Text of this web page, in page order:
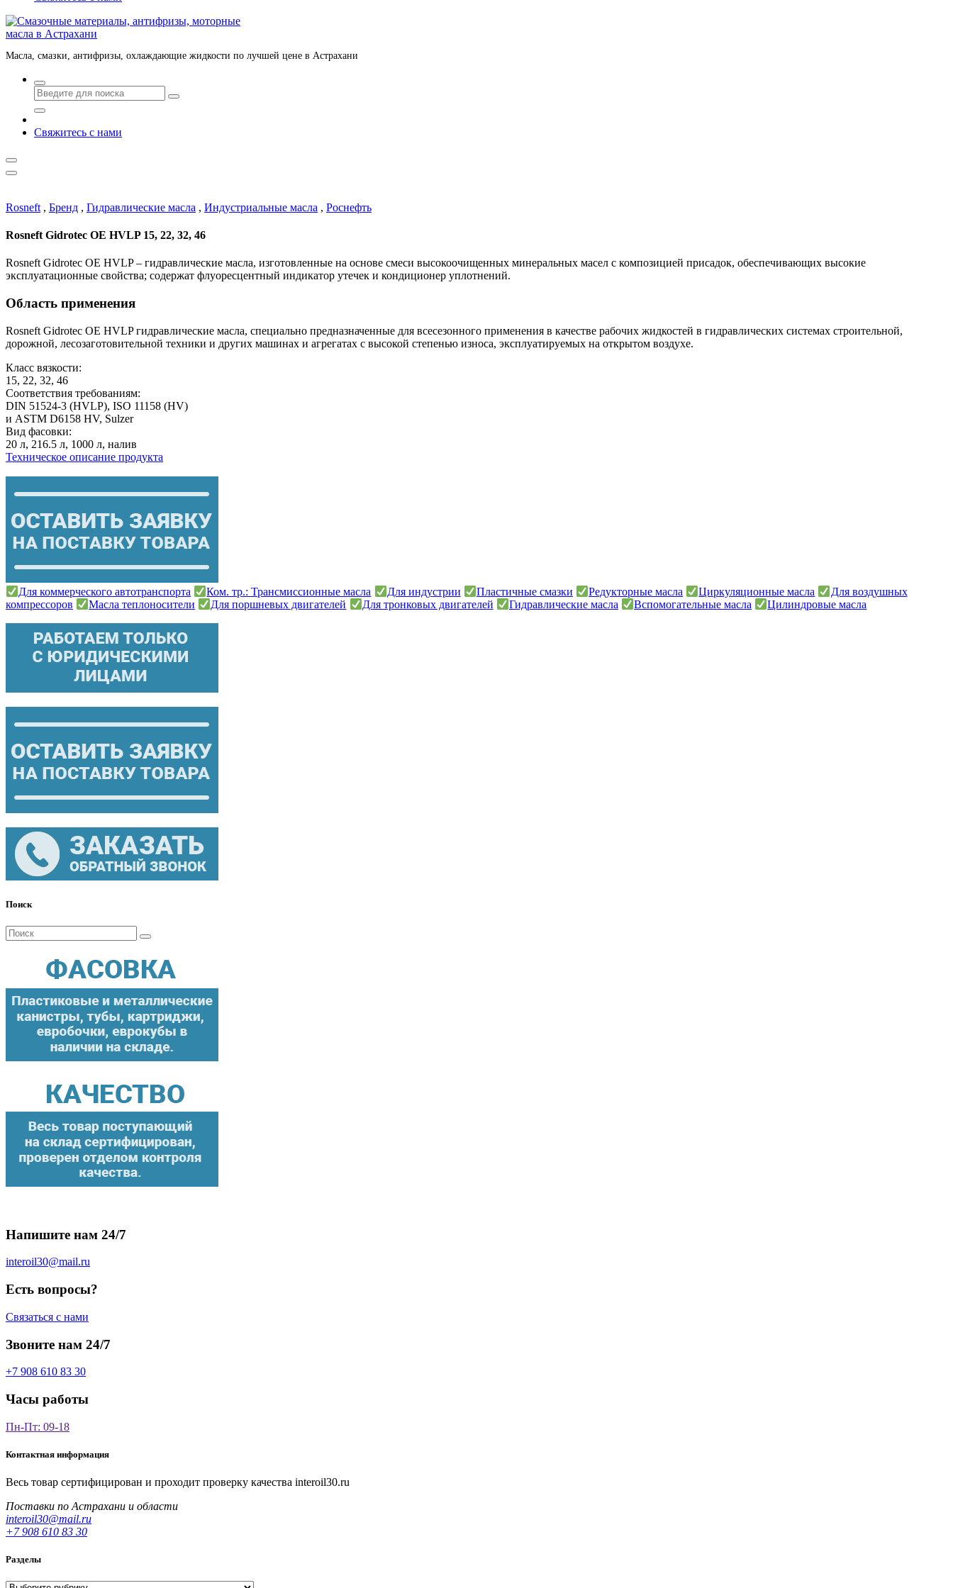
Масла, смазки, антифризы, охлаждающие жидкости по лучшей цене в Астрахани
Свяжитесь с нами
Rosneft , Бренд , Гидравлические масла , Индустриальные масла , Роснефть
Rosneft Gidrotec OE HVLP 15, 22, 32, 46
Rosneft Gidrotec OE HVLP – гидравлические масла, изготовленные на основе смеси высокоочищенных минеральных масел с композицией присадок, обеспечивающих высокие
эксплуатационные свойства; содержат флуоресцентный индикатор утечек и кондиционер уплотнений.
Область применения
Rosneft Gidrotec OE HVLP гидравлические масла, специально предназначенные для всесезонного применения в качестве рабочих жидкостей в гидравлических системах строительной,
дорожной, лесозаготовительной техники и других машинах и агрегатах с высокой степенью износа, эксплуатируемых на открытом воздухе.
Класс вязкости:
15, 22, 32, 46
Соответствия требованиям:
DIN 51524-3 (HVLP), ISO 11158 (HV)
и ASTM D6158 HV, Sulzer
Вид фасовки:
20 л, 216.5 л, 1000 л, налив
Техническое описание продукта
Для коммерческого автотранспорта Ком. тр.: Трансмиссионные масла Для индустрии Пластичные смазки Редукторные масла Циркуляционные масла
Для воздушных
компрессоров
Масла теплоносители Для поршневых двигателей Для тронковых двигателей Гидравлические масла Вспомогательные масла Цилиндровые масла
Поиск
Поиск
для:
Напишите нам 24/7
interoil30@mail.ru
Есть вопросы?
Связаться с нами
Звоните нам 24/7
+7 908 610 83 30
Часы работы
Пн-Пт: 09-18
Контактная информация
Весь товар сертифицирован и проходит проверку качества interoil30.ru
Поставки по Астрахани и области
interoil30@mail.ru
+7 908 610 83 30
Разделы